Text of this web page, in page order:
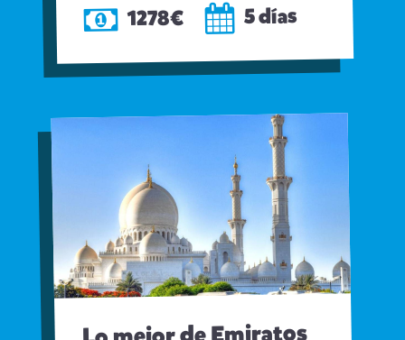
1278€ 5 días